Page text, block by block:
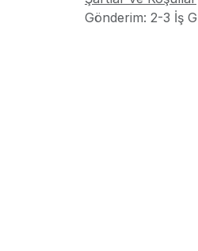
Gönderim: 2-3 İş